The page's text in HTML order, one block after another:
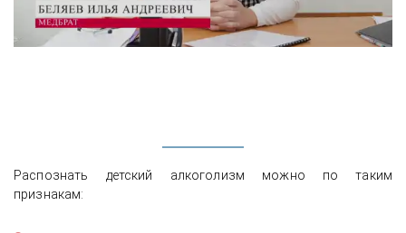
Распознать детский алкоголизм можно по таким
признакам: